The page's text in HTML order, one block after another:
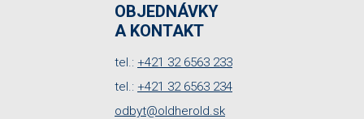
OBJEDNÁVKY
A KONTAKT
tel.: +421 32 6563 233
tel.: +421 32 6563 234
odbyt@oldherold.sk